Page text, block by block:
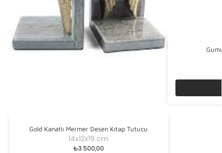
Gold Kanatlı Mermer Desen Kıtap Tutucu
14x12x19 cm
₺3.500,00